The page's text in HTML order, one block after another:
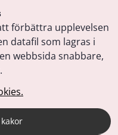
förbättra upplevelsen
datafil som lagras i
webbsida snabbare,